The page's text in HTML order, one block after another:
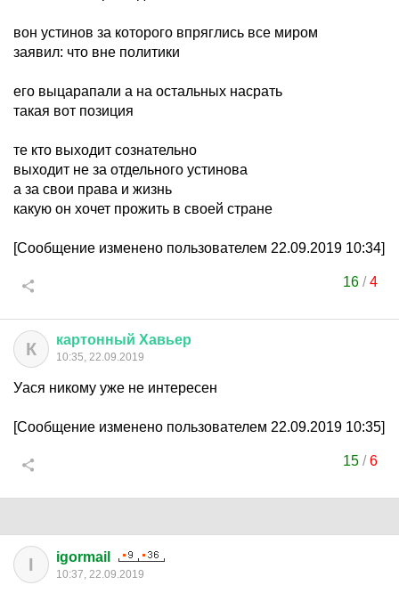
вон устинов за которого впряглись все миром
заявил: что вне политики
его выцарапали а на остальных насрать
такая вот позиция
те кто выходит сознательно
выходит не за отдельного устинова
а за свои права и жизнь
какую он хочет прожить в своей стране
[Сообщение изменено пользователем 22.09.2019 10:34]
16 /4
К картонный Хавьер
10:35, 22.09.2019
Уася никому уже не интересен
[Сообщение изменено пользователем 22.09.2019 10:35]
15 /6
I igormail
10:37, 22.09.2019